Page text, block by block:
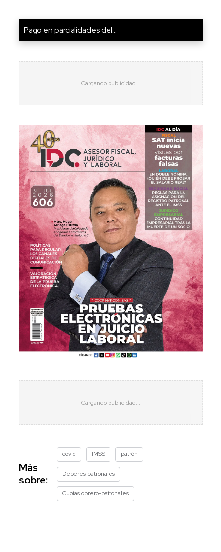
Pago en parcialidades del...
Más
sobre:
covid IMSS patrón
Deberes patronales
Cuotas obrero-patronales